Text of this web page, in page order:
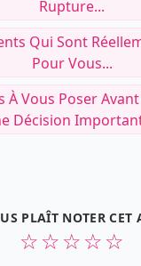
Rupture...
Qui Sont
Pour Vous...
À Vous Poser
Décision
PLAÎT NOTER CET
☆
☆
☆
☆
☆